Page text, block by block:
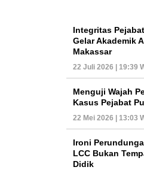
Integritas
Gelar Akademik
Makassar
22 Juli 2026 | 19:39
Menguji Wajah
Kasus Pejabat
22 Mei 2026 | 13:03
Ironi
LCC Bukan
Didik